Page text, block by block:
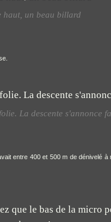
haut, un beau billard
La descente s'annonce
entre 400 et 500 m de dénivelé